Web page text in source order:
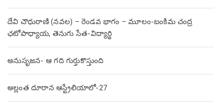
దేవి చౌధురాణి (నవల) – రెండవ భాగం – మూలం-బంకిమ చంద్ర
ఛటోపాధ్యాయ, తెనుగు సేత-విద్యార్థి
అనుసృజన- ఆ గది గుర్తుకొస్తుంది
అల్లంత దూరాన ఆస్ట్రేలియాలో-27